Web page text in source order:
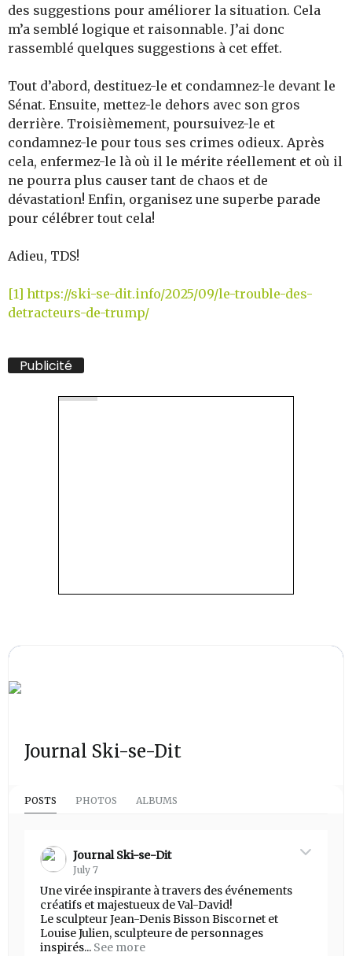
des suggestions pour améliorer la situation. Cela
m’a semblé logique et raisonnable. J’ai donc
rassemblé quelques suggestions à cet effet.
Tout d’abord, destituez-le et condamnez-le devant le
Sénat. Ensuite, mettez-le dehors avec son gros
derrière. Troisièmement, poursuivez-le et
condamnez-le pour tous ses crimes odieux. Après
cela, enfermez-le là où il le mérite réellement et où il
ne pourra plus causer tant de chaos et de
dévastation! Enfin, organisez une superbe parade
pour célébrer tout cela!
Adieu, TDS!
[1] https://ski-se-dit.info/2025/09/le-trouble-des-
detracteurs-de-trump/
Publicité
Journal Ski-se-Dit
POSTS PHOTOS ALBUMS
Journal Ski-se-Dit
July 7
Une virée inspirante à travers des événements
créatifs et majestueux de Val-David!
Le sculpteur Jean-Denis Bisson Biscornet et
Louise Julien, sculpteure de personnages
inspirés... See more